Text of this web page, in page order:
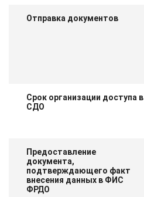
Отправка документов
Срок организации доступа в
СДО
Предоставление
документа,
подтверждающего факт
внесения данных в ФИС
ФРДО